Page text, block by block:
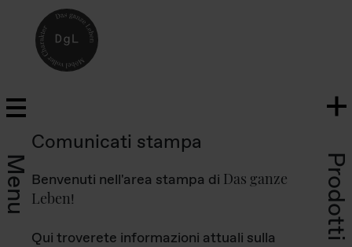
Menu Prodotti
Comunicati stampa
Benvenuti nell'area stampa di Das ganze
Leben!
Qui troverete informazioni attuali sulla